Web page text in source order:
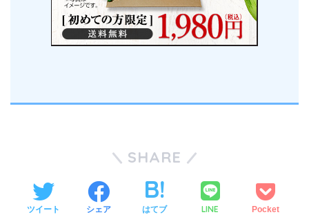
SHARE
ツイート シェア はてブ LINE Pocket